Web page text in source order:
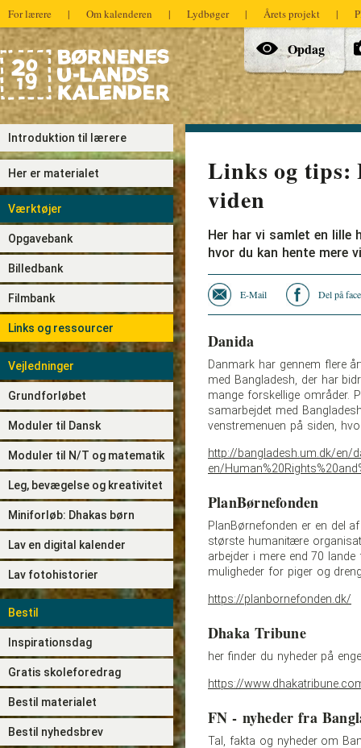
For lærere | Om kalenderen | Lydbøger | Årets projekt |
Hovedmenu Opdag
Introduktion til lærere
Her er materialet
Værktøjer
Opgavebank
Billedbank
Filmbank
Links og ressourcer
Vejledninger
Grundforløbet
Moduler til Dansk
Moduler til N/T og matematik
Leg, bevægelse og kreativitet
Miniforløb: Dhakas børn
Lav en digital kalender
Lav fotohistorier
Bestil
Inspirationsdag
Gratis skoleforedrag
Bestil materialet
Bestil nyhedsbrev
Links og tips:
viden
Her har vi samlet en
hvor du kan hente mere
E-Mail Del på
Danida
Danmark har gennem flere
med Bangladesh, der har
mange forskellige områder.
samarbejdet med
venstremenuen på siden,
http://bangladesh.um.dk/en/
en/
PlanBørnefonden
PlanBørnefonden er en del
største humanitære
arbejder i mere end 70
muligheder for piger og
https://planbornefonden.dk/
Dhaka Tribune
her finder du nyheder på
https://
FN - nyheder fra
Tal, fakta og nyheder om